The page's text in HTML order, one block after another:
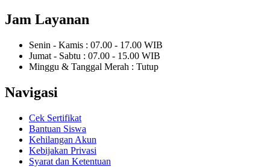
Jam Layanan
Senin - Kamis : 07.00 - 17.00 WIB
Jumat - Sabtu : 07.00 - 15.00 WIB
Minggu & Tanggal Merah : Tutup
Navigasi
Cek Sertifikat
Bantuan Siswa
Kehilangan Akun
Kebijakan Privasi
Syarat dan Ketentuan